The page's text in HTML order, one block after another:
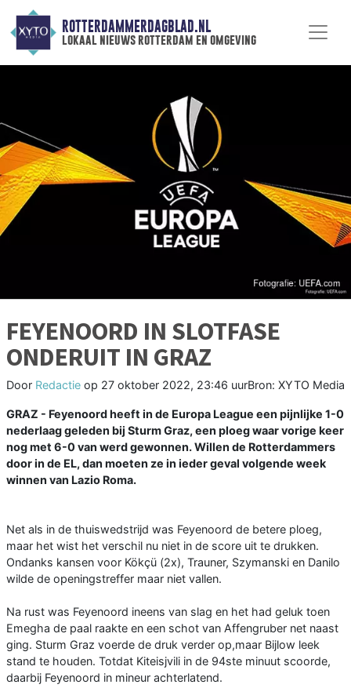
ROTTERDAMMERDAGBLAD.NL
lokaal nieuws rotterdam en omgeving
FEYENOORD IN SLOTFASE
ONDERUIT IN GRAZ
Door Redactie op 27 oktober 2022, 23:46 uurBron: XYTO Media
GRAZ - Feyenoord heeft in de Europa League een pijnlijke 1-0
nederlaag geleden bij Sturm Graz, een ploeg waar vorige keer
nog met 6-0 van werd gewonnen. Willen de Rotterdammers
door in de EL, dan moeten ze in ieder geval volgende week
winnen van Lazio Roma.
Net als in de thuiswedstrijd was Feyenoord de betere ploeg,
maar het wist het verschil nu niet in de score uit te drukken.
Ondanks kansen voor Kökçü (2x), Trauner, Szymanski en Danilo
wilde de openingstreffer maar niet vallen.
Na rust was Feyenoord ineens van slag en het had geluk toen
Emegha de paal raakte en een schot van Affengruber net naast
ging. Sturm Graz voerde de druk verder op,maar Bijlow leek
stand te houden. Totdat Kiteisjvili in de 94ste minuut scoorde,
daarbij Feyenoord in mineur achterlatend.